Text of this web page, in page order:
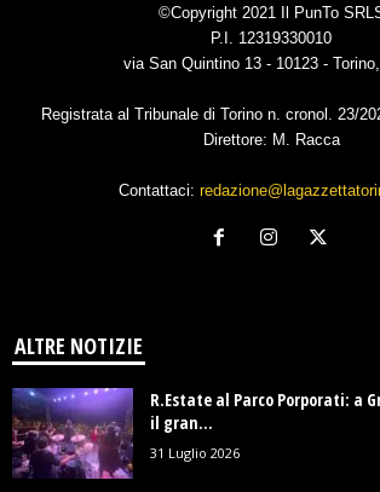
©Copyright 2021 Il PunTo
P.I. 12319330010
via San Quintino 13 - 10123 -
Registrata al Tribunale di Torino n. cronol. 23/
Direttore: M. Racca
Contattaci:
ALTRE NOTIZIE
R.Estate al Parco Porporati: a
il gran...
31 Luglio 2026